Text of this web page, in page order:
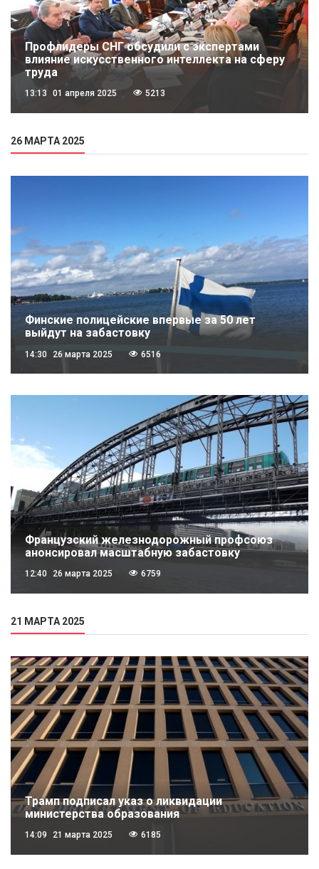
Профлидеры СНГ обсудили с экспертами
влияние искусственного интеллекта на сферу
труда
13:13 01 апреля 2025 5213
26 МАРТА 2025
Финские полицейские впервые за 50 лет
выйдут на забастовку
14:30 26 марта 2025 6516
Французский железнодорожный профсоюз
анонсировал масштабную забастовку
12:40 26 марта 2025 6759
21 МАРТА 2025
Трамп подписал указ о ликвидации
министерства образования
14:09 21 марта 2025 6185